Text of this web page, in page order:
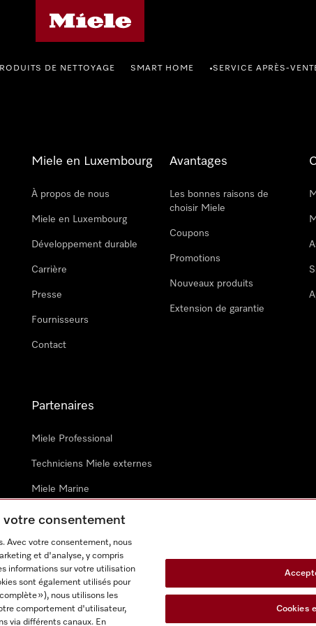
DE NETTOYAGE SMART HOME •SERVICE APRÈS-
Miele en Luxembourg
À propos de nous
Miele en Luxembourg
Développement durable
Carrière
Presse
Fournisseurs
Contact
Avantages
Les bonnes raisons de
choisir Miele
Coupons
Promotions
Nouveaux produits
Extension de garantie
Partenaires
Miele Professional
Techniciens Miele externes
Miele Marine
Architectes & promoteurs
Déclaration d'accessibilité
consentement
Avec votre consentement, nous
et d'analyse, y compris
informations sur votre utilisation
sont également utilisés pour
»), nous utilisons les
comportement d'utilisateur,
via différents canaux. En
Cookies